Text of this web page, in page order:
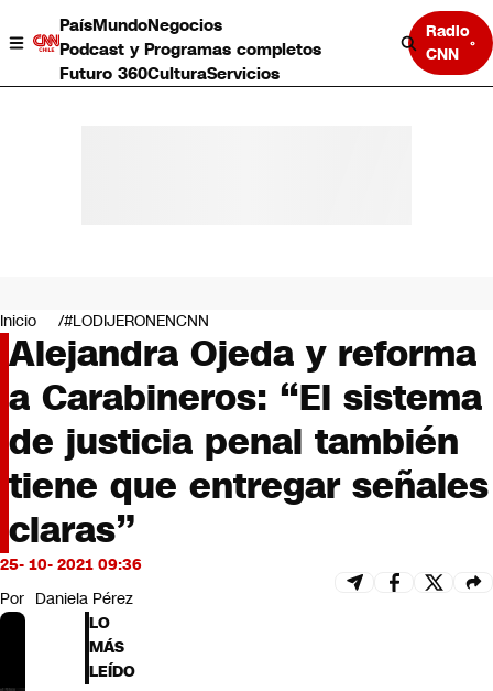
PaísMundoNegocios
Podcast y Programas completos
Futuro 360CulturaServicios
Radio
CNN
Negocios
Deportes
Programas completos
Cultura
Servicios
Bits
CNN Data
CNN tiempo
Futuro 360
Opinión
Inicio #LODIJERONENCNN
Alejandra Ojeda y reforma
a Carabineros: “El sistema
de justicia penal también
tiene que entregar señales
claras”
25- 10- 2021 09:36
Por Daniela Pérez
LO
MÁS
LEÍDO